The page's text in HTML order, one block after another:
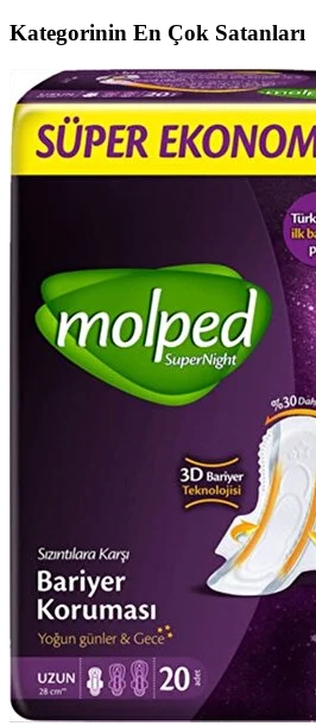
Kategorinin En Çok Satanları